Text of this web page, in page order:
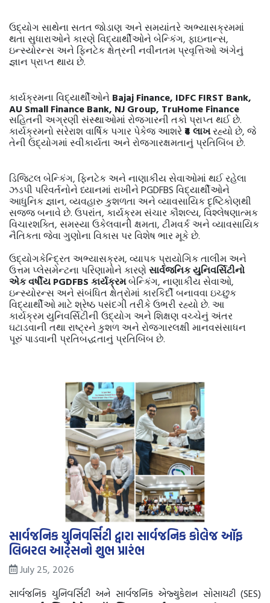
ઉદ્યોગ સાથેના સતત જોડાણ અને સમયાંતરે અભ્યાસક્રમમાં
થતા સુધારાઓને કારણે વિદ્યાર્થીઓને બેન્કિંગ, ફાઇનાન્સ,
ઇન્સ્યોરન્સ અને ફિનટેક ક્ષેત્રની નવીનતમ પ્રવૃત્તિઓ અંગેનું
જ્ઞાન પ્રાપ્ત થાય છે.
કાર્યક્રમના વિદ્યાર્થીઓને Bajaj Finance, IDFC FIRST Bank,
AU Small Finance Bank, NJ Group, TruHome Finance
સહિતની અગ્રણી સંસ્થાઓમાં રોજગારની તકો પ્રાપ્ત થઈ છે.
કાર્યક્રમનો સરેરાશ વાર્ષિક પગાર પેકેજ આશરે ₹4 લાખ રહ્યો છે, જે
તેની ઉદ્યોગમાં સ્વીકાર્યતા અને રોજગારક્ષમતાનું પ્રતિબિંબ છે.
ડિજિટલ બેન્કિંગ, ફિનટેક અને નાણાકીય સેવાઓમાં થઈ રહેલા
ઝડપી પરિવર્તનોને ધ્યાનમાં રાખીને PGDFBS વિદ્યાર્થીઓને
આધુનિક જ્ઞાન, વ્યવહારુ કુશળતા અને વ્યાવસાયિક દૃષ્ટિકોણથી
સજ્જ બનાવે છે. ઉપરાંત, કાર્યક્રમ સંચાર કૌશલ્ય, વિશ્લેષણાત્મક
વિચારશક્તિ, સમસ્યા ઉકેલવાની ક્ષમતા, ટીમવર્ક અને વ્યાવસાયિક
નૈતિકતા જેવા ગુણોના વિકાસ પર વિશેષ ભાર મૂકે છે.
ઉદ્યોગકેન્દ્રિત અભ્યાસક્રમ, વ્યાપક પ્રાયોગિક તાલીમ અને
ઉત્તમ પ્લેસમેન્ટના પરિણામોને કારણે સાર્વજનિક યુનિવર્સિટીનો
એક વર્ષીય PGDFBS કાર્યક્રમ બેન્કિંગ, નાણાકીય સેવાઓ,
ઇન્સ્યોરન્સ અને સંબંધિત ક્ષેત્રોમાં કારકિર્દી બનાવવા ઇચ્છુક
વિદ્યાર્થીઓ માટે શ્રેષ્ઠ પસંદગી તરીકે ઉભરી રહ્યો છે. આ
કાર્યક્રમ યુનિવર્સિટીની ઉદ્યોગ અને શિક્ષણ વચ્ચેનું અંતર
ઘટાડવાની તથા રાષ્ટ્રને કુશળ અને રોજગારલક્ષી માનવસંસાધન
પૂરું પાડવાની પ્રતિબદ્ધતાનું પ્રતિબિંબ છે.
સાર્વજનિક યુનિવર્સિટી દ્વારા સાર્વજનિક કોલેજ ઑફ
લિબરલ આર્ટ્સનો શુભ પ્રારંભ
July 25, 2026
સાર્વજનિક યુનિવર્સિટી અને સાર્વજનિક એજ્યુકેશન સોસાયટી (SES)